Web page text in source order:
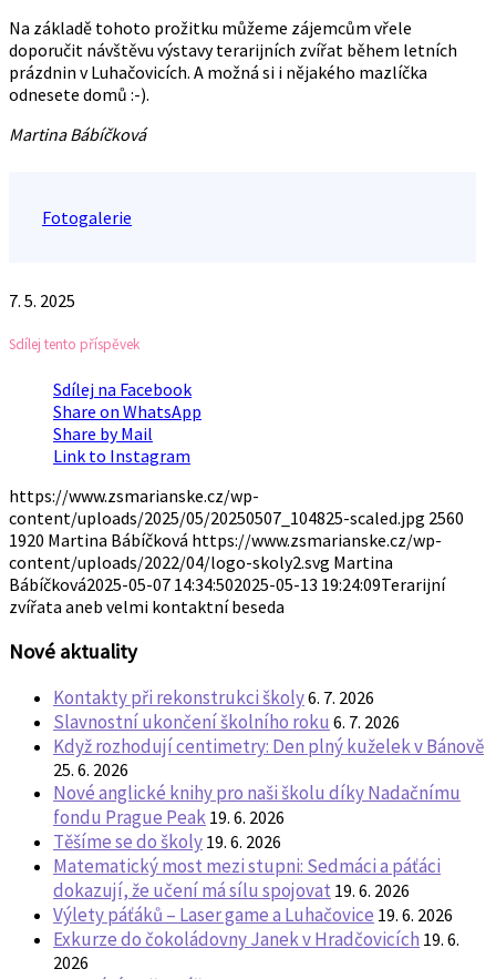
Na základě tohoto prožitku můžeme zájemcům vřele
doporučit návštěvu výstavy terarijních zvířat během letních
prázdnin v Luhačovicích. A možná si i nějakého mazlíčka
odnesete domů :-).
Martina Bábíčková
Fotogalerie
7. 5. 2025
Sdílej tento příspěvek
Sdílej na Facebook
Share on WhatsApp
Share by Mail
Link to Instagram
https://www.zsmarianske.cz/wp-
content/uploads/2025/05/20250507_104825-scaled.jpg 2560
1920 Martina Bábíčková https://www.zsmarianske.cz/wp-
content/uploads/2022/04/logo-skoly2.svg Martina
Bábíčková2025-05-07 14:34:502025-05-13 19:24:09Terarijní
zvířata aneb velmi kontaktní beseda
Nové aktuality
Kontakty při rekonstrukci školy6. 7. 2026
Slavnostní ukončení školního roku 6. 7. 2026
Když rozhodují centimetry: Den plný kuželek v Bánově
25. 6. 2026
Nové anglické knihy pro naši školu díky Nadačnímu
fondu Prague Peak 19. 6. 2026
Těšíme se do školy 19. 6. 2026
Matematický most mezi stupni: Sedmáci a páťáci
dokazují, že učení má sílu spojovat 19. 6. 2026
Výlety páťáků – Laser game a Luhačovice 19. 6. 2026
Exkurze do čokoládovny Janek v Hradčovicích 19. 6.
2026